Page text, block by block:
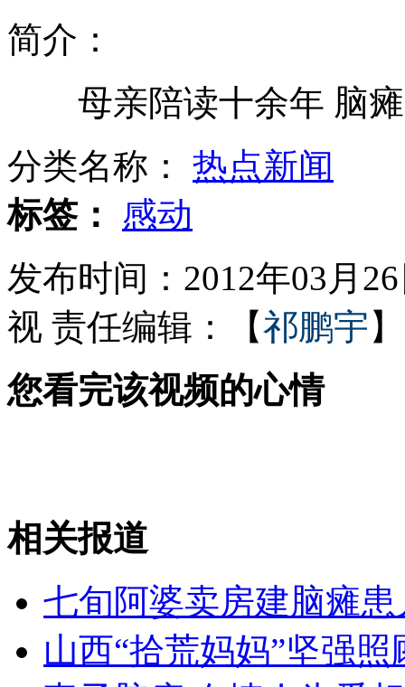
"斗牛士"奋勇擒获受惊狂牛
公车放着不用等报废 太可惜！
网友恶搞诗圣 杜甫草堂呼吁尊重
为考验男友跳江 男生为救女友溺亡
山西运城恶犬咬伤多人 警民合力深夜将其击毙
女孩北京地铁殴打老人 痛下狠手拳打脚踢
简介：
母亲陪读十余年 脑瘫
分类名称： 热点新闻
标签：
感动
发布时间：2012年03月
视 责任编辑：【祁鹏宇 】
您看完该视频的心情
相关报道
七旬阿婆卖房建脑瘫
山西“拾荒妈妈”坚强